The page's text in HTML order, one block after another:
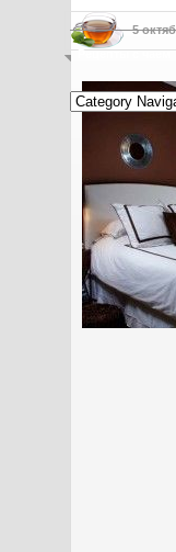
Рецепты с чаем
5